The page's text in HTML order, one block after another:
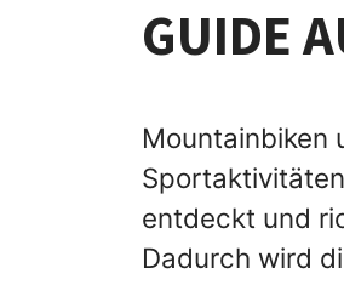
GUIDE
Mountainbiken
entdeckt und
Dadurch wird